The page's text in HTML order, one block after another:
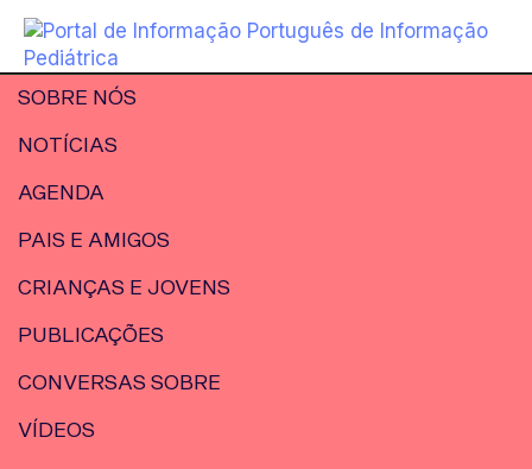
SOBRE NÓS
NOTÍCIAS
AGENDA
PAIS E AMIGOS
CRIANÇAS E JOVENS
PUBLICAÇÕES
CONVERSAS SOBRE
VÍDEOS